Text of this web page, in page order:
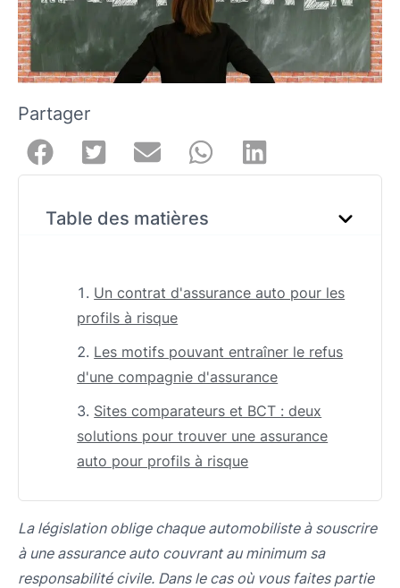
Partager
Table des matières
Un contrat d'assurance auto pour les
profils à risque
Les motifs pouvant entraîner le refus
d'une compagnie d'assurance
Sites comparateurs et BCT : deux
solutions pour trouver une assurance
auto pour profils à risque
La législation oblige chaque automobiliste à souscrire
à une assurance auto couvrant au minimum sa
responsabilité civile. Dans le cas où vous faites partie